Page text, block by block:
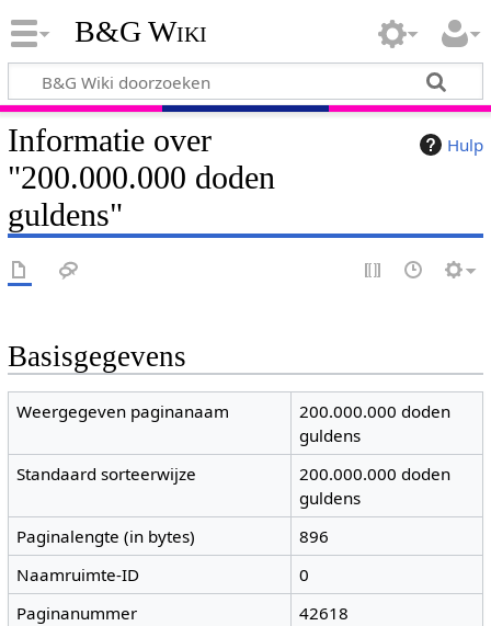
B&G Wiki
Hulp
Informatie over
"200.000.000 doden
guldens"
Basisgegevens
Weergegeven paginanaam
200.000.000 doden
guldens
Standaard sorteerwijze
200.000.000 doden
guldens
Paginalengte (in bytes)
896
Naamruimte-ID
0
Paginanummer
42618